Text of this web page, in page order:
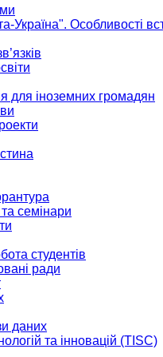
Україна". Особливості
для іноземних громадян
семінари
студентів
ради
даних
та інновацій (TISC)